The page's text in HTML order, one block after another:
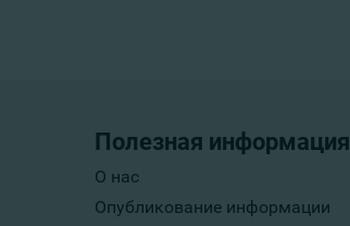
Полезная информация
О нас
Опубликование информации